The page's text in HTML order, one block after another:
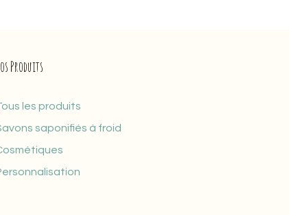
Produits
les produits
saponifiés à froid